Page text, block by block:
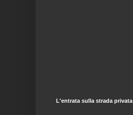
L'entrata sulla strada privata